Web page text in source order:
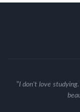
"I don't love